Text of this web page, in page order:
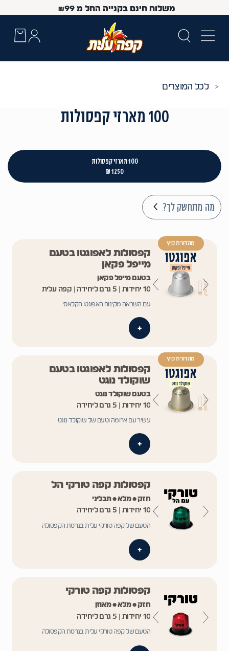
משלוח חינם בקנייה החל מ ₪99
כל המוצרים
100 מארזי קפסולות
100 מארזי קפסולות
1250 ₪
מה מתחשק לך?
מהדורת קיץ
קפסולות לאפוגטו בטעם
מייפל פקאן
בטעם מייפל פקאן
10 יחידות | 5 גרם ליחידה | קפה עלית
עם השראה מקינוח האפוגטו הקלאסי
+
מהדורת קיץ
קפסולות לאפוגטו בטעם
שוקולד נוגט
בטעם שוקולד נוגט
10 יחידות | 5 גרם ליחידה
עשיר עם ארומה וטעם של שוקולד נוגט
+
קפסולות קפה טורקי הל
חזק • מלא • תבליני
10 יחידות | 5 גרם ליחידה
הטעם של קפה טורקי עלית בגרסת הקפסולה
+
קפסולות קפה טורקי
חזק • מלא • מאוזן
10 יחידות | 5 גרם ליחידה
הטעם של קפה טורקי עלית בגרסת הקפסולה